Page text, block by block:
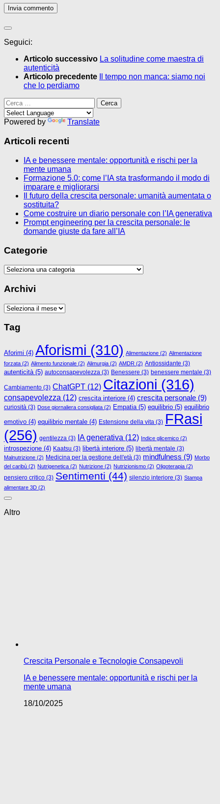
Seguici:
Articolo successivo La solitudine come maestra di
autenticità
Articolo precedente
Il tempo non manca: siamo noi
che lo perdiamo
Ricerca
per:
Powered by
Translate
Articoli recenti
IA e benessere mentale: opportunità e rischi per la
mente umana
Formazione 5.0: come l’IA sta trasformando il modo di
imparare e migliorarsi
Il futuro della crescita personale: umanità aumentata o
sostituita?
Come costruire un diario personale con l’IA generativa
Prompt engineering per la crescita personale: le
domande giuste da fare all’IA
Categorie
Categorie
Archivi
Archivi
Tag
Aforimi (4) Aforismi (310) Alimentazione (2) Alimentazione
forzata (2) Alimento funzionale (2) Alimurgia (2) AMDR (2) Antiossidante (3)
autenticità(5) autoconsapevolezza (3) Benessere (3) benessere mentale (3)
Cambiamento (3) ChatGPT (12) Citazioni (316)
consapevolezza (12) crescita interiore (4) crescita personale (9)
curiosità (3) Dose giornaliera consigliata (2) Empatia(5) equilibrio (5) equilibrio
emotivo (4) equilibrio mentale (4) Estensione della vita (3) FRasi
(256) gentilezza (3) IA generativa (12) Indice glicemico (2)
introspezione (4) Kaatsu (3) libertà interiore (5) libertà mentale (3)
Malnutrizione (2) Medicina per la gestione dell'età (3) mindfulness (9) Morbo
del caribù (2) Nutrigenetica (2) Nutrizione (2) Nutrizionismo (2) Oligoterapia (2)
pensiero critico (3) Sentimenti (44) silenzio interiore (3) Stampa
alimentare 3D (2)
Altro
Crescita Personale e Tecnologie Consapevoli
IA e benessere mentale: opportunità e rischi per la
mente umana
18/10/2025